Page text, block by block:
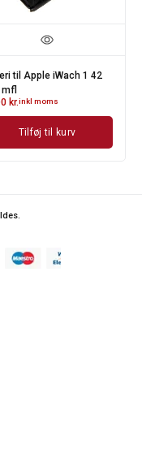
til Apple iWach 1 42
kr.inkl moms
Tilføj til kurv